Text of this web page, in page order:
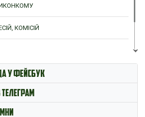
КОМІСІЙ